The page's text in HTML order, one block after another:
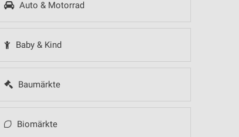
Auto & Motorrad
Baby & Kind
Baumärkte
Biomärkte